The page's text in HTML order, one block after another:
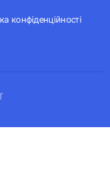
конфіденційності